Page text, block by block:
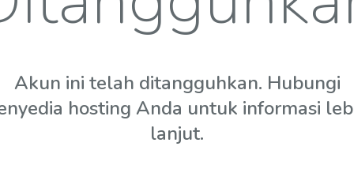
Akun ini telah ditangguhkan. Hubungi
hosting Anda untuk informasi
lanjut.